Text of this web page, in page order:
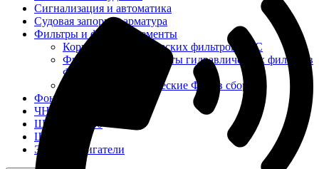
Сигнализация и автоматика
Судовая запорная арматура
Фильтры и фильтроэлементы
Корпусы гидравлических фильтров ФГС
Фильтрующие элементы гидравлических фильтров
ФГС
Фильтры гидравлические ФГС в сборе
Фонари
ЧН 25/34
Шкода 6S-160
Шкода-275
Электродвигатели